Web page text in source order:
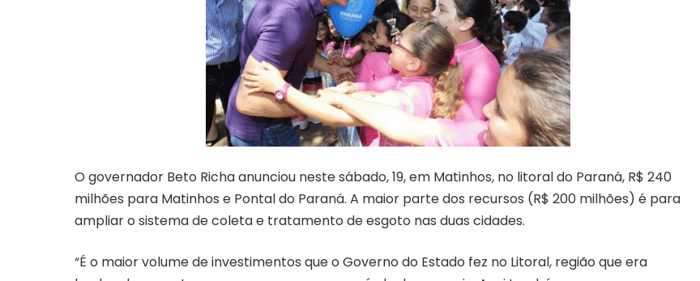
O governador Beto Richa anunciou neste sábado, 19, em Matinhos, no litoral do Paraná, R$ 240
milhões para Matinhos e Pontal do Paraná. A maior parte dos recursos (R$ 200 milhões) é para
ampliar o sistema de coleta e tratamento de esgoto nas duas cidades.
“É o maior volume de investimentos que o Governo do Estado fez no Litoral, região que era